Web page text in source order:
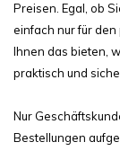
Preisen. Egal, ob
einfach nur für
Ihnen das bieten,
praktisch und
Nur
Bestellungen